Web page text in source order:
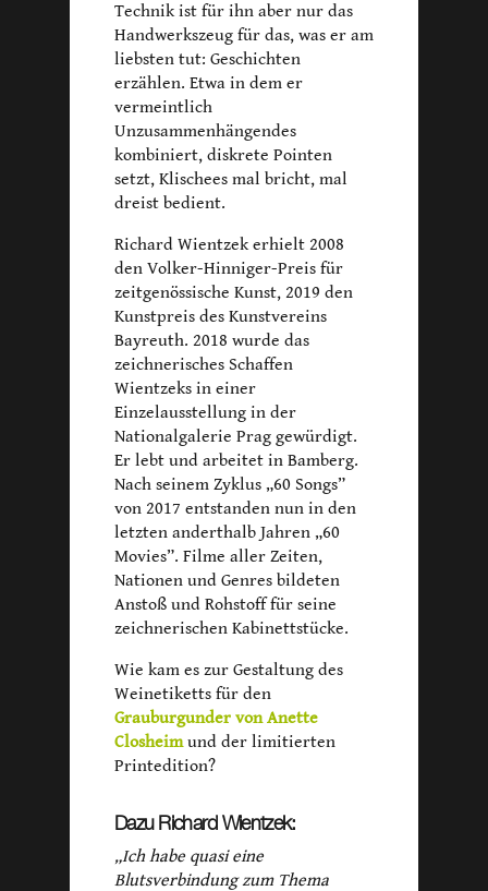
Technik ist für ihn aber nur das
Handwerkszeug für das, was er am
liebsten tut: Geschichten
erzählen. Etwa in dem er
vermeintlich
Unzusammenhängendes
kombiniert, diskrete Pointen
setzt, Klischees mal bricht, mal
dreist bedient.
Richard Wientzek erhielt 2008
den Volker-Hinniger-Preis für
zeitgenössische Kunst, 2019 den
Kunstpreis des Kunstvereins
Bayreuth. 2018 wurde das
zeichnerisches Schaffen
Wientzeks in einer
Einzelausstellung in der
Nationalgalerie Prag gewürdigt.
Er lebt und arbeitet in Bamberg.
Nach seinem Zyklus „60 Songs”
von 2017 entstanden nun in den
letzten anderthalb Jahren „60
Movies”. Filme aller Zeiten,
Nationen und Genres bildeten
Anstoß und Rohstoff für seine
zeichnerischen Kabinettstücke.
Wie kam es zur Gestaltung des
Weinetiketts für den
Grauburgunder von Anette
Closheimund der limitierten
Printedition?
Dazu Richard Wientzek:
„Ich habe quasi eine
Blutsverbindung zum Thema